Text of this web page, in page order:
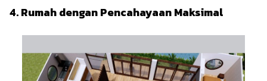
4. Rumah dengan Pencahayaan Maksimal